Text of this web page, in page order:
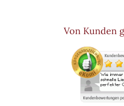
Von Kunden